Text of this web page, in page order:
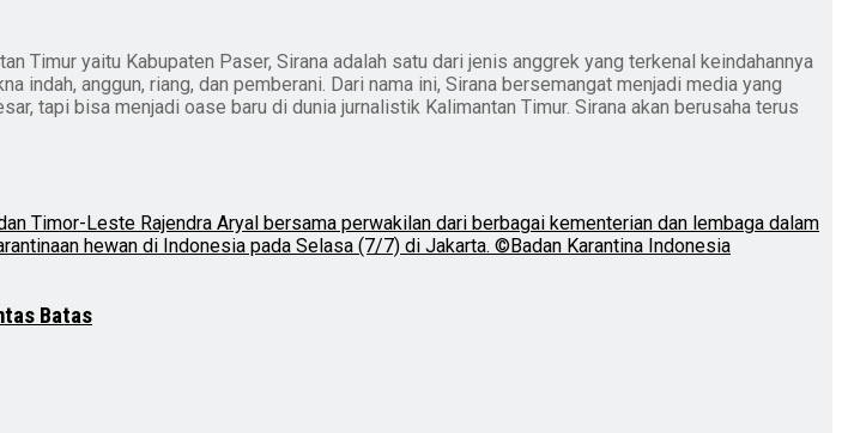
Timur yaitu Kabupaten Paser, Sirana adalah satu dari jenis anggrek yang terkenal keindahannya
indah, anggun, riang, dan pemberani. Dari nama ini, Sirana bersemangat menjadi media yang
tapi bisa menjadi oase baru di dunia jurnalistik Kalimantan Timur. Sirana akan berusaha terus
Batas